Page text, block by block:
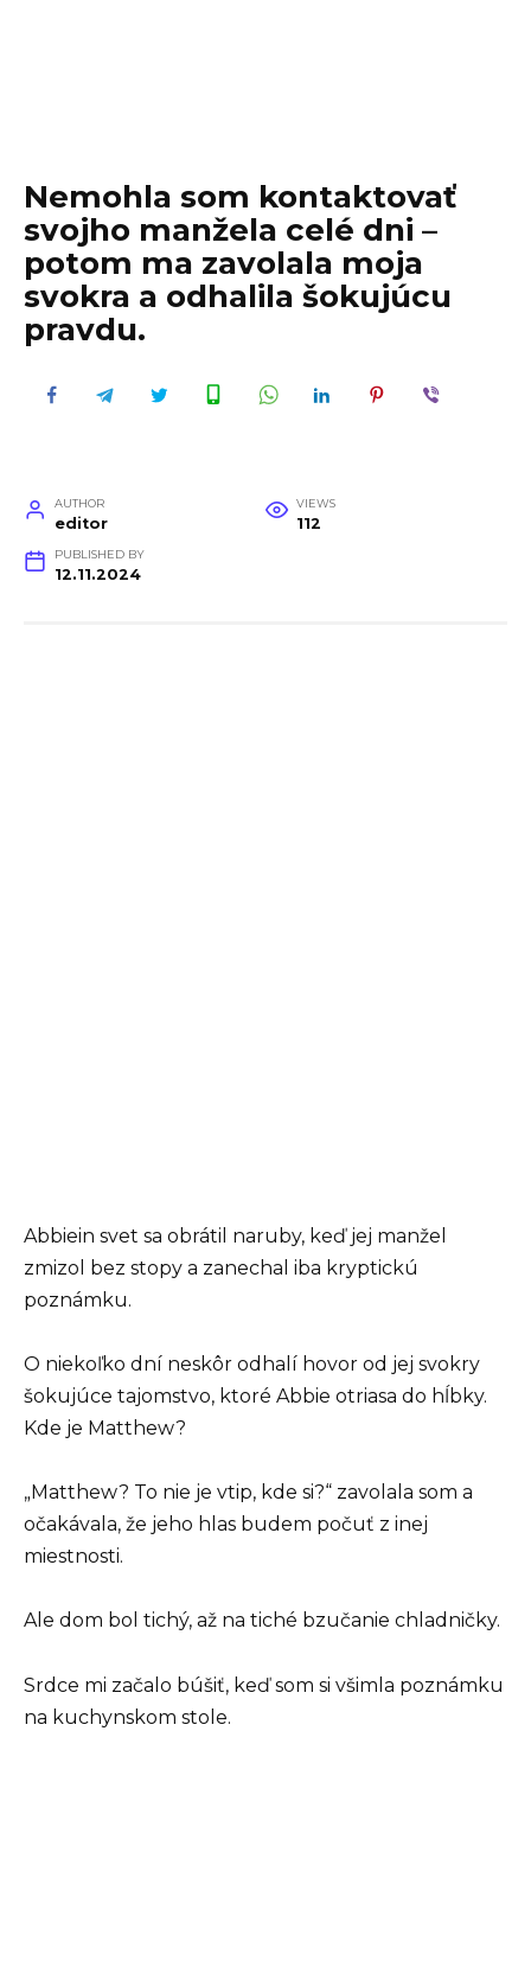
Nemohla som kontaktovať
svojho manžela celé dni –
potom ma zavolala moja
svokra a odhalila šokujúcu
pravdu.
AUTHOR
editor
VIEWS
112
PUBLISHED BY
12.11.2024
Abbiein svet sa obrátil naruby, keď jej manžel
zmizol bez stopy a zanechal iba kryptickú
poznámku.
O niekoľko dní neskôr odhalí hovor od jej svokry
šokujúce tajomstvo, ktoré Abbie otriasa do hĺbky.
Kde je Matthew?
„Matthew? To nie je vtip, kde si?“ zavolala som a
očakávala, že jeho hlas budem počuť z inej
miestnosti.
Ale dom bol tichý, až na tiché bzučanie chladničky.
Srdce mi začalo búšiť, keď som si všimla poznámku
na kuchynskom stole.